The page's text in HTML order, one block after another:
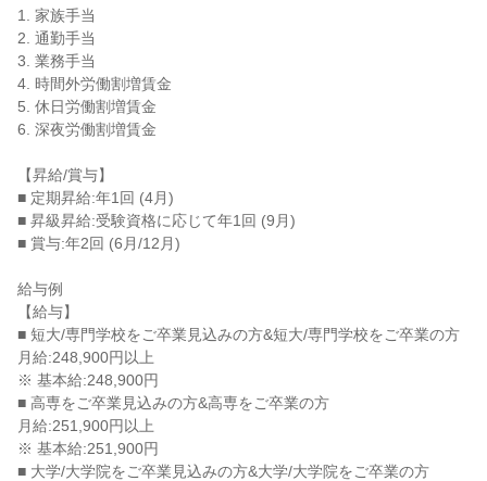
1. 家族手当
2. 通勤手当
3. 業務手当
4. 時間外労働割増賃金
5. 休日労働割増賃金
6. 深夜労働割増賃金
【昇給/賞与】
■ 定期昇給:年1回 (4月)
■ 昇級昇給:受験資格に応じて年1回 (9月)
■ 賞与:年2回 (6月/12月)
給与例
【給与】
■ 短大/専門学校をご卒業見込みの方&短大/専門学校をご卒業の方
月給:248,900円以上
※ 基本給:248,900円
■ 高専をご卒業見込みの方&高専をご卒業の方
月給:251,900円以上
※ 基本給:251,900円
■ 大学/大学院をご卒業見込みの方&大学/大学院をご卒業の方